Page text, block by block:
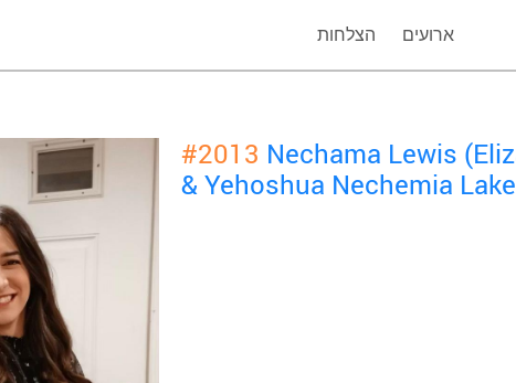
הצלחות ארועים
#2013 Nechama Lewis
& Yehoshua Nechemia